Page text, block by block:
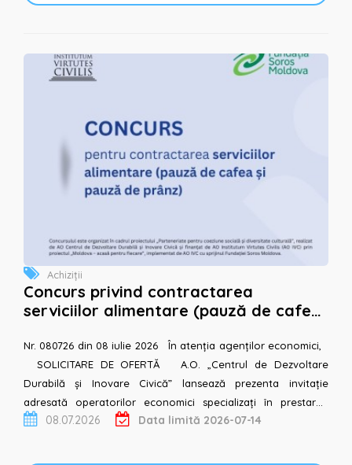
Achiziții
Concurs privind contractarea
serviciilor alimentare (pauză de cafea
Nr. 080726 din 08 iulie 2026 În atenția agenților economici,
Durabilă și Inovare Civică” lansează prezenta invitație
adresată operatorilor economici specializați în prestarea
ser...
08.07.2026 Data limită 2026-07-14